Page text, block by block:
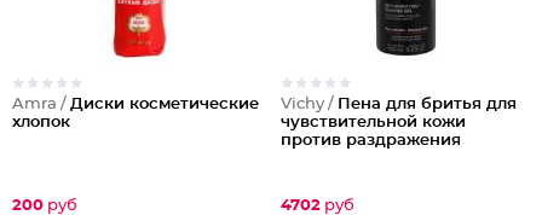
Amra / Диски косметические
хлопок
200 руб
Vichy / Пена для бритья для
чувствительной кожи
против раздражения
4702 руб